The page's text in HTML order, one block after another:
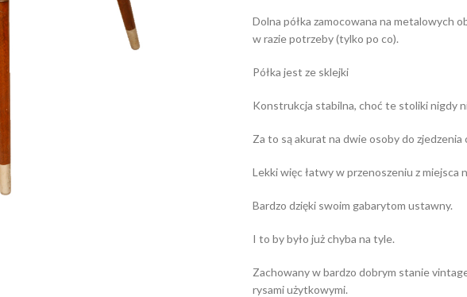
Dolna półka zamocowana na metalowych
w razie potrzeby (tylko po co).
Półka jest ze sklejki
Konstrukcja stabilna, choć te stoliki nigdy
Za to są akurat na dwie osoby do zjedzenia
Lekki więc łatwy w przenoszeniu z miejsca
Bardzo dzięki swoim gabarytom ustawny.
I to by było już chyba na tyle.
Zachowany w bardzo dobrym stanie
rysami użytkowymi.